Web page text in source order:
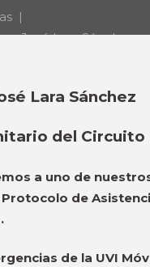
José Lara Sánchez
Lara Sánchez
del Circuito
a uno de
de
de la UVI